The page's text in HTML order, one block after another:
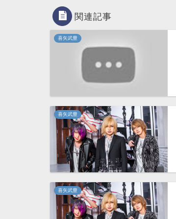
関連記事
喜矢武豊
喜矢武豊
喜矢武豊